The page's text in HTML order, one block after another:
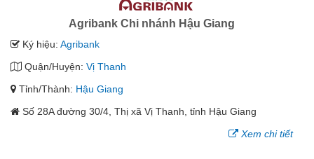
Agribank Chi nhánh Hậu Giang
Ký hiệu: Agribank
Quận/Huyện: Vị Thanh
Tỉnh/Thành: Hậu Giang
Số 28A đường 30/4, Thị xã Vị Thanh, tỉnh Hậu Giang
Xem chi tiết